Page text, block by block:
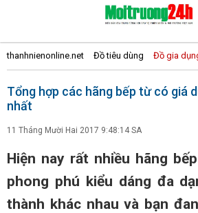
thanhnienonline.net Đồ tiêu dùng Đồ gia
Tổng hợp các hãng bếp từ có giá
nhất
11 Tháng Mười Hai 2017 9:48:14 SA
Hiện nay rất nhiều hãng
phong phú kiểu dáng đa
thành khác nhau và bạn